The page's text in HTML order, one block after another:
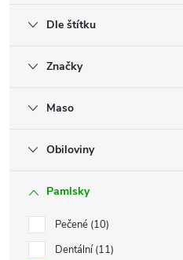
Dle štítku
Značky
Maso
Obiloviny
Pamlsky
Pečené 10
Dentální 11